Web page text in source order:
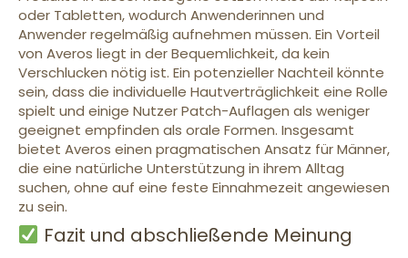
oder Tabletten, wodurch Anwenderinnen und
Anwender regelmäßig aufnehmen müssen. Ein Vorteil
von Averos liegt in der Bequemlichkeit, da kein
Verschlucken nötig ist. Ein potenzieller Nachteil könnte
sein, dass die individuelle Hautverträglichkeit eine Rolle
spielt und einige Nutzer Patch-Auflagen als weniger
geeignet empfinden als orale Formen. Insgesamt
bietet Averos einen pragmatischen Ansatz für Männer,
die eine natürliche Unterstützung in ihrem Alltag
suchen, ohne auf eine feste Einnahmezeit angewiesen
zu sein.
Fazit und abschließende Meinung